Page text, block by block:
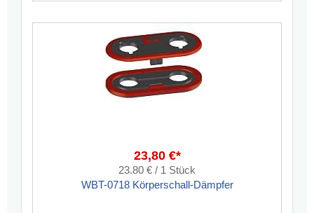
23,80 €*
23.80 € / 1 Stück
WBT-0718 Körperschall-Dämpfer